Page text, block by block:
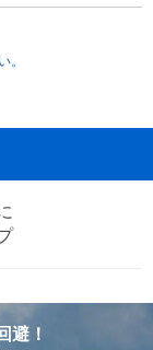
。
避！